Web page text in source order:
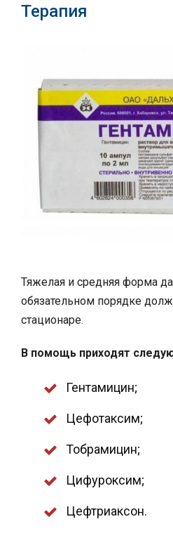
Терапия
Тяжелая и средняя форма
обязательном порядке
стационаре.
В помощь приходят
Гентамицин;
Цефотаксим;
Тобрамицин;
Цифуроксим;
Цефтриаксон.